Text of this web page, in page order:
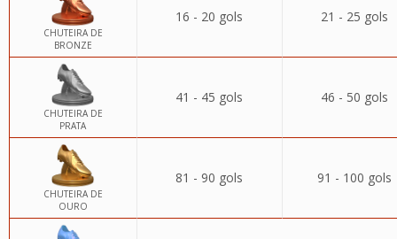
CHUTEIRA DE
BRONZE
16 - 20 gols 21 - 25 gols
CHUTEIRA DE
PRATA
41 - 45 gols 46 - 50 gols
CHUTEIRA DE
OURO
81 - 90 gols 91 - 100 gols